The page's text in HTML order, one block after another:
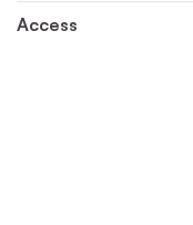
Access